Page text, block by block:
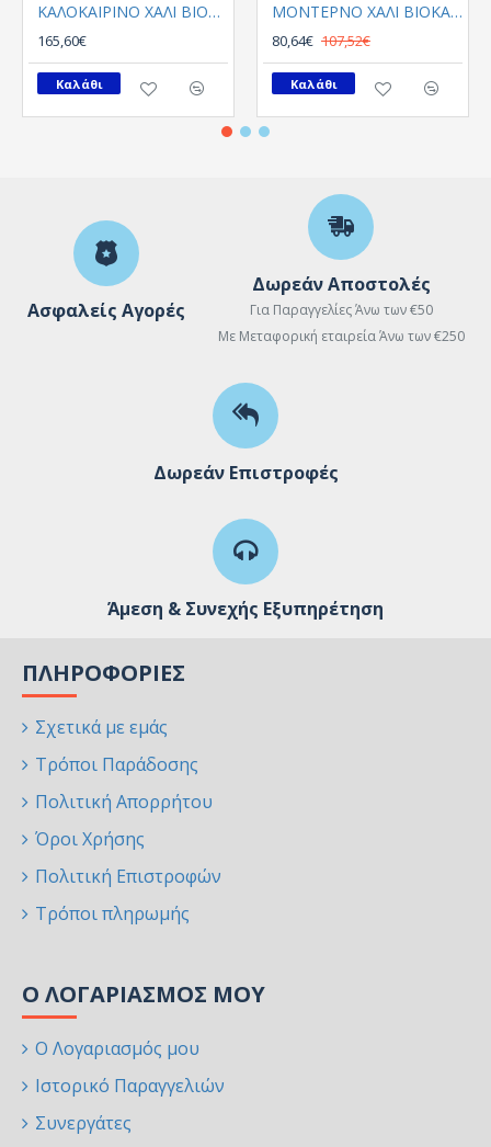
ΚΑΛΟΚΑΙΡΙΝΟ ΧΑΛΙ ΒΙΟΚΑΡΠΕΤ PLUMERIA 5525 01
165,60€
Καλάθι
ΜΟΝΤΕΡΝΟ ΧΑΛΙ ΒΙΟΚΑΡΠΕΤGossip 8504A White Blue Round
80,64€ 107,52€
Καλάθι
Ασφαλείς Αγορές
Δωρεάν Αποστολές
Για Παραγγελίες Άνω των €50
Με Μεταφορική εταιρεία Άνω των €250
Δωρεάν Επιστροφές
Άμεση & Συνεχής Εξυπηρέτηση
ΠΛΗΡΟΦΟΡΊΕΣ
Σχετικά με εμάς
Τρόποι Παράδοσης
Πολιτική Απορρήτου
Όροι Χρήσης
Πολιτική Επιστροφών
Τρόποι πληρωμής
Ο ΛΟΓΑΡΙΑΣΜΌΣ ΜΟΥ
Ο Λογαριασμός μου
Ιστορικό Παραγγελιών
Συνεργάτες